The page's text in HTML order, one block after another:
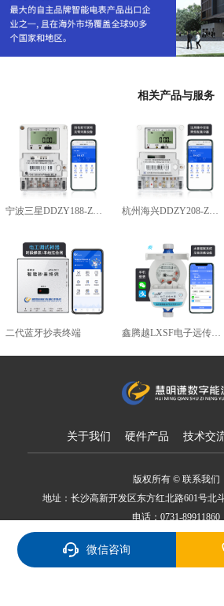
相关产品与服务
宁波三星DDZY188-Z型4G通讯智能电能表
杭州海兴DDZY208-Z型
二代蓝牙抄表终端 鑫腾越LXSF电子远传智
关于我们 硬件产品 技术交
版权所有 © 联系我们
地址：长沙高新开发区东方红北路601号北
电话：0731-89911860
微信咨询